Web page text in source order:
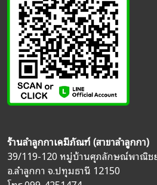
ร้านลำลูกกาเคมีภัณฑ์ (สาขาลำลูกกา)
39/119-120 หมู่บ้านศุภลักษณ์พาณิ
อ.ลำลูกกา จ.ปทุมธานี 12150